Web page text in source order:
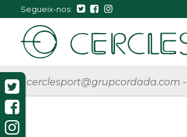
Segueix-nos:
cerclesport@grupcordada.com -